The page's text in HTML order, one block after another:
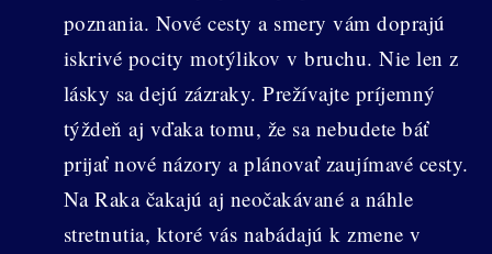
poznania. Nové cesty a smery vám doprajú
iskrivé pocity motýlikov v bruchu. Nie len z
lásky sa dejú zázraky. Prežívajte príjemný
týždeň aj vďaka tomu, že sa nebudete báť
prijať nové názory a plánovať zaujímavé cesty.
Na Raka čakajú aj neočakávané a náhle
stretnutia, ktoré vás nabádajú k zmene v